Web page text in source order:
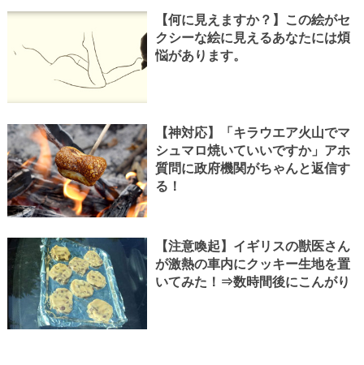
【何に見えますか？】この絵がセ
クシーな絵に見えるあなたには煩
悩があります。
【神対応】「キラウエア火山でマ
シュマロ焼いていいですか」アホ
質問に政府機関がちゃんと返信す
る！
【注意喚起】イギリスの獣医さん
が激熱の車内にクッキー生地を置
いてみた！⇒数時間後にこんがり